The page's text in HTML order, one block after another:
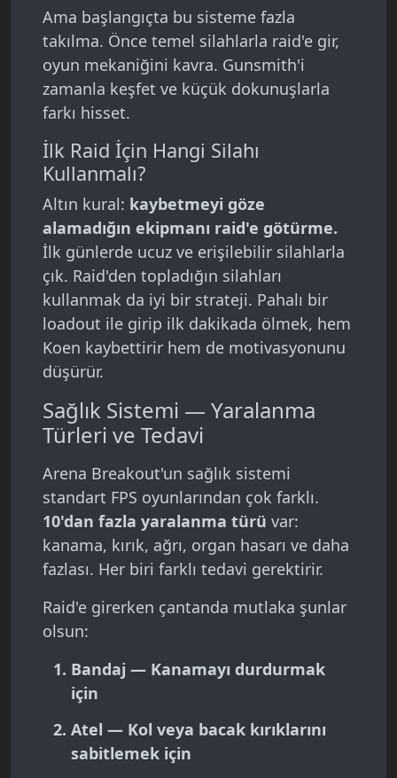
Ama başlangıçta bu sisteme fazla
takılma. Önce temel silahlarla raid'e gir,
oyun mekaniğini kavra. Gunsmith'i
zamanla keşfet ve küçük dokunuşlarla
farkı hisset.
İlk Raid İçin Hangi Silahı
Kullanmalı?
Altın kural: kaybetmeyi göze
alamadığın ekipmanı raid'e götürme.
İlk günlerde ucuz ve erişilebilir silahlarla
çık. Raid'den topladığın silahları
kullanmak da iyi bir strateji. Pahalı bir
loadout ile girip ilk dakikada ölmek, hem
Koen kaybettirir hem de motivasyonunu
düşürür.
Sağlık Sistemi — Yaralanma
Türleri ve Tedavi
Arena Breakout'un sağlık sistemi
standart FPS oyunlarından çok farklı.
10'dan fazla yaralanma türü var:
kanama, kırık, ağrı, organ hasarı ve daha
fazlası. Her biri farklı tedavi gerektirir.
Raid'e girerken çantanda mutlaka şunlar
olsun:
Bandaj — Kanamayı durdurmak
için
Atel — Kol veya bacak kırıklarını
sabitlemek için